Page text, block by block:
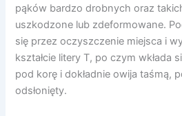
pąków bardzo drobnych oraz
uszkodzone lub zdeformowane.
się przez oczyszczenie miejsca i
kształcie litery T, po czym wkłada
pod korę i dokładnie owija taśmą,
odsłonięty.